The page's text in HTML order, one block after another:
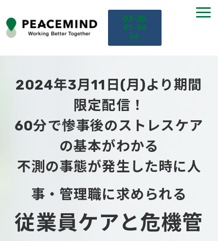
03-35
41-86
56
課題から探す
2024年3月11日(月)より期間
限定配信！
60分で惨事後のストレスケア
の基本がわかる
不測の事態が発生した時に人
事・管理職に求められる
従業員ケアと危機管